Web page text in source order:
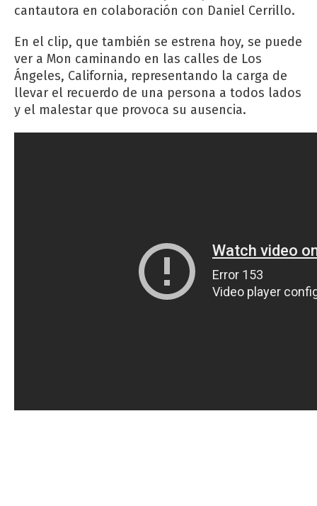
cantautora en colaboración con Daniel Cerrillo.
En el clip, que también se estrena hoy, se puede
ver a Mon caminando en las calles de Los
Ángeles, California, representando la carga de
llevar el recuerdo de una persona a todos lados
y el malestar que provoca su ausencia.